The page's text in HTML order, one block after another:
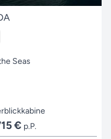
Seas
€ p.P.